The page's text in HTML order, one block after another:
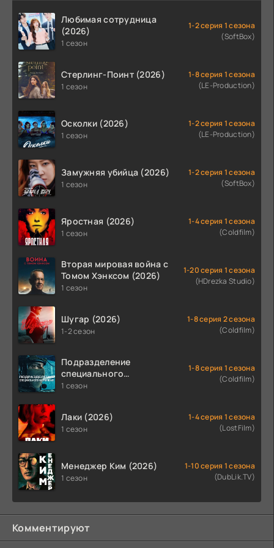
Любимая сотрудница
(2026)
1 сезон
1-2 серия 1 сезона
(SoftBox)
Стерлинг-Поинт (2026)
1 сезон
1-8 серия 1 сезона
(LE-Production)
Осколки (2026)
1 сезон
1-2 серия 1 сезона
(LE-Production)
Замужняя убийца (2026)
1 сезон
1-2 серия 1 сезона
(SoftBox)
Яростная (2026)
1 сезон
1-4 серия 1 сезона
(Coldfilm)
Вторая мировая война с
Томом Хэнксом (2026)
1 сезон
1-20 серия 1 сезона
(HDrezka Studio)
Шугар (2026)
1-2 сезон
1-8 серия 2 сезона
(Coldfilm)
Подразделение
специального
назначения (2026)
1 сезон
1-8 серия 1 сезона
(Coldfilm)
Лаки (2026)
1 сезон
1-4 серия 1 сезона
(LostFilm)
Менеджер Ким (2026)
1 сезон
1-10 серия 1 сезона
(DubLik.TV)
Комментируют